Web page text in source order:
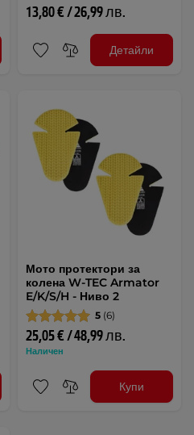
13,80 € / 26,99 лв.
Детайли
Мото протектори за
колена W-TEC Armator
E/K/S/H - Ниво 2
5 (6)
25,05 € / 48,99 лв.
Наличен
Купи